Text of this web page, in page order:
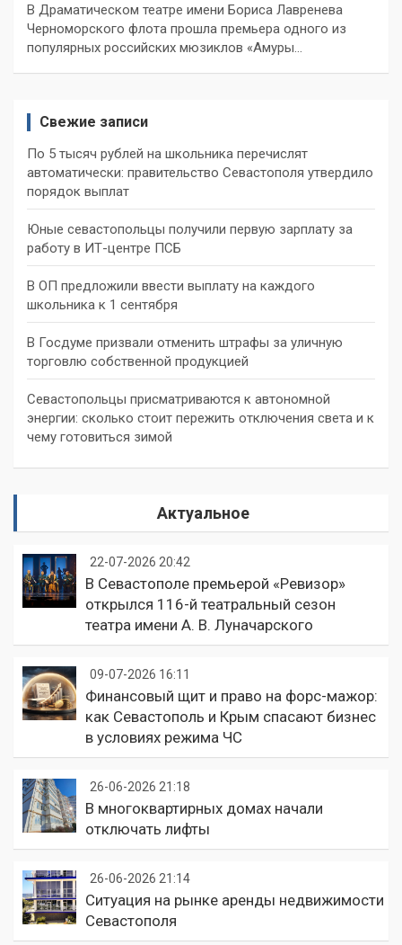
В Драматическом театре имени Бориса Лавренева
Черноморского флота прошла премьера одного из
популярных российских мюзиклов «Амуры…
Свежие записи
По 5 тысяч рублей на школьника перечислят
автоматически: правительство Севастополя утвердило
порядок выплат
Юные севастопольцы получили первую зарплату за
работу в ИТ-центре ПСБ
В ОП предложили ввести выплату на каждого
школьника к 1 сентября
В Госдуме призвали отменить штрафы за уличную
торговлю собственной продукцией
Севастопольцы присматриваются к автономной
энергии: сколько стоит пережить отключения света и к
чему готовиться зимой
Актуальное
22-07-2026 20:42
В Севастополе премьерой «Ревизор»
открылся 116-й театральный сезон
театра имени А. В. Луначарского
09-07-2026 16:11
Финансовый щит и право на форс-мажор:
как Севастополь и Крым спасают бизнес
в условиях режима ЧС
26-06-2026 21:18
В многоквартирных домах начали
отключать лифты
26-06-2026 21:14
Ситуация на рынке аренды недвижимости
Севастополя